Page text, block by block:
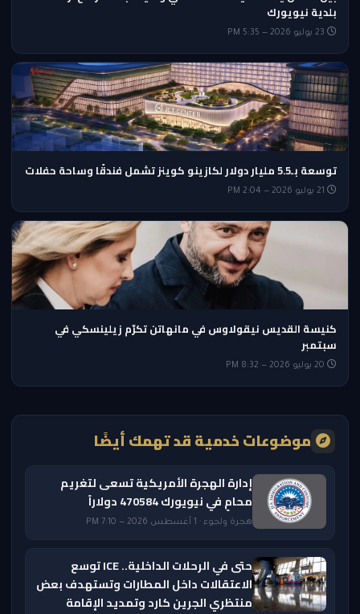
بلدية نيويورك
توسعة بـ5.5 مليار دولار لكازينو كوينز تشمل فندقًا وساحة حفلات
كنيسة القديس نيقولاوس في مانهاتن تكرّم زيلينسكي في
سبتمبر
موضوعات خدمية قد تهمك أيضًا
إدارة الهجرة الأمريكية تسعى لتغريم
محامٍ في نيويورك 470584 دولاراً
هجرة ولجوء · 1 أغسطس 2026 — 7:10 PM
حتى في الرحلات الداخلية.. ICE توسع
الاعتقالات داخل المطارات وتستهدف بعض
منتظري الجرين كارد وتمديد الإقامة